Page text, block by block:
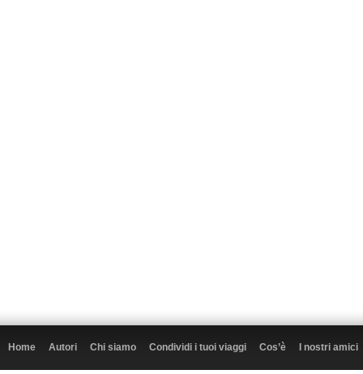
Home Autori Chi siamo Condividi i tuoi viaggi Cos’è I nostri amici